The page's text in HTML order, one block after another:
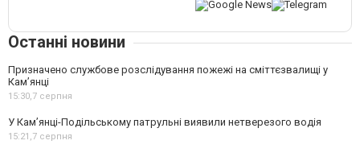
Останні новини
Призначено службове розслідування пожежі на сміттєзвалищі у
Кам’янці
15:30,7 серпня
У Кам’янці-Подільському патрульні виявили нетверезого водія
15:21,7 серпня